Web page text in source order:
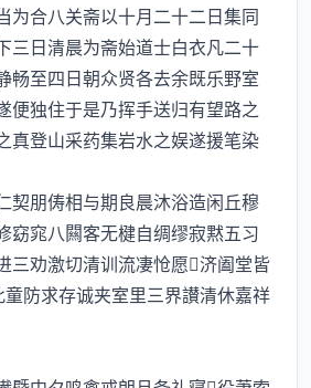
合八关斋以十月二十二日集同
三日清晨为斋始道士白衣凡二十
畅至四日朝众贤各去余既乐野室
便独住于是乃挥手送归有望路之
真登山采药集岩水之娱遂援笔染
朋俦相与期良晨沐浴造闲丘穆
窈窕八闗客无楗自绸缪寂黙五习
三劝激切清训流凄怆愿济阖堂皆
防求存诚夹室里三界讃清休嘉祥